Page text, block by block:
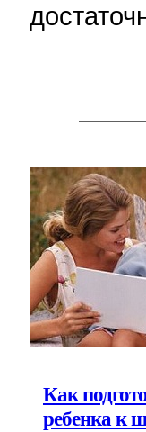
Как
ребенка к